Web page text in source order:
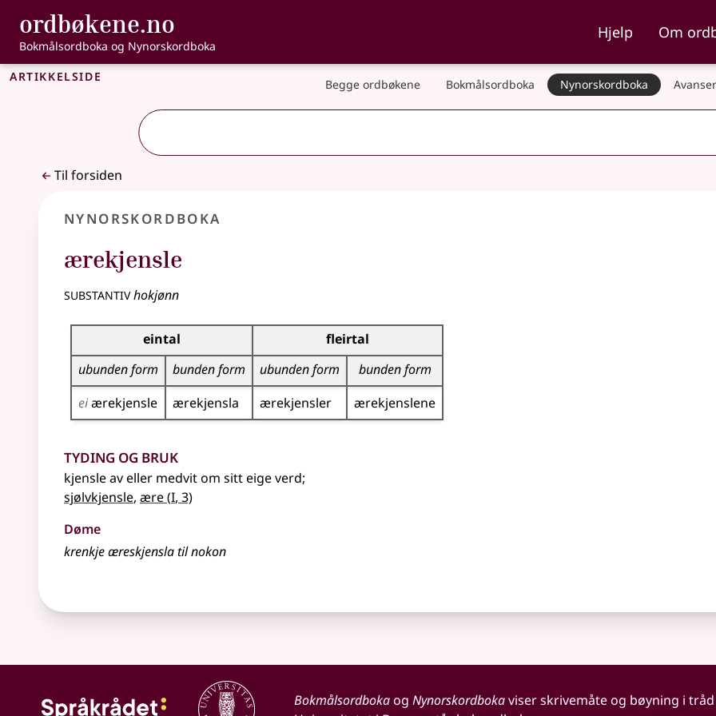
Gå til hovedinnhold
Tilgjengelighet
ordbøkene.no , Bokmålsordboka og Nynorskordboka
Bokmålsordboka og Nynorskordboka
Hjelp Om
Artikkelside Begge ordbøkene Bokmålsordboka Nynorskordboka
Til forsiden
Nynorskordboka
ærekjensle
substantivhokjønn
Bøyningstabell for dette substantivet
eintal
fleirtal
ubunden form
bunden form ubunden form
bunden form
eiærekjensle ærekjensla ærekjensler ærekjenslene
Tyding og bruk
kjensle aveller medvit om sitt eige verd;
sjølvkjensle, ære(1
I, 3)
Døme
krenkje æreskjensla til nokon
Bokmålsordbokaog Nynorskordbokaviser skrivemåte og bøyning i